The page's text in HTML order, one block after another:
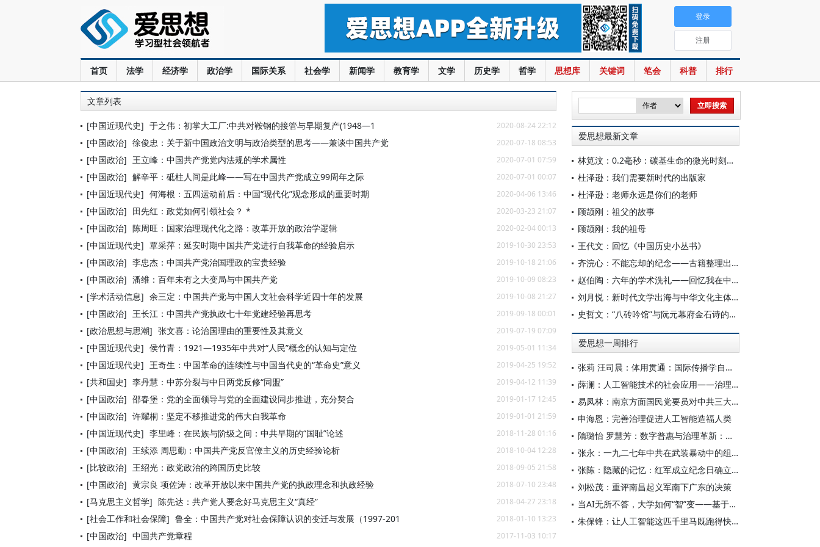
首页 法学 经济学 政治学 国际关系 社会学 新闻学 教育学 文学 历史学 哲学 思想库 关键词 笔会 科普 排行
登录
注册
文章列表
[中国近现代史] 于之伟：初掌大工厂:中共对鞍钢的接管与早期复产(1948—1 2020-08-24 22:12
[中国政治] 徐俊忠：关于新中国政治文明与政治类型的思考——兼谈中国共产党 2020-07-18 08:53
[中国政治] 王立峰：中国共产党党内法规的学术属性 2020-07-01 07:59
[中国政治] 解辛平：砥柱人间是此峰——写在中国共产党成立99周年之际 2020-07-01 00:07
[中国近现代史] 何海根：五四运动前后：中国“现代化”观念形成的重要时期 2020-04-06 13:46
[中国政治] 田先红：政党如何引领社会？ * 2020-03-23 21:07
[中国政治] 陈周旺：国家治理现代化之路：改革开放的政治学逻辑 2020-02-04 00:13
[中国近现代史] 覃采萍：延安时期中国共产党进行自我革命的经验启示 2019-10-30 23:53
[中国政治] 李忠杰：中国共产党治国理政的宝贵经验 2019-10-18 21:06
[中国政治] 潘维：百年未有之大变局与中国共产党 2019-10-09 08:23
[学术活动信息] 余三定：中国共产党与中国人文社会科学近四十年的发展 2019-10-08 21:27
[中国政治] 王长江：中国共产党执政七十年党建经验再思考 2019-09-18 00:01
[政治思想与思潮] 张文喜：论治国理由的重要性及其意义 2019-07-19 07:09
[中国近现代史] 侯竹青：1921—1935年中共对“人民”概念的认知与定位 2019-05-01 11:34
[中国近现代史] 王奇生：中国革命的连续性与中国当代史的“革命史”意义 2019-04-25 19:52
[共和国史] 李丹慧：中苏分裂与中日两党反修“同盟” 2019-04-12 11:39
[中国政治] 邵春堡：党的全面领导与党的全面建设同步推进，充分契合 2019-01-17 12:45
[中国政治] 许耀桐：坚定不移推进党的伟大自我革命 2019-01-01 21:59
[中国近现代史] 李里峰：在民族与阶级之间：中共早期的“国耻”论述 2018-11-28 01:16
[中国政治] 王续添 周思勤：中国共产党反官僚主义的历史经验论析 2018-10-04 12:28
[比较政治] 王绍光：政党政治的跨国历史比较 2018-09-05 21:58
[中国政治] 黄宗良 项佐涛：改革开放以来中国共产党的执政理念和执政经验 2018-07-10 23:48
[马克思主义哲学] 陈先达：共产党人要念好马克思主义“真经” 2018-04-27 23:18
[社会工作和社会保障] 鲁全：中国共产党对社会保障认识的变迁与发展（1997-201 2018-01-10 13:23
[中国政治] 中国共产党章程 2017-11-03 10:17
爱思想最新文章
林笕汶：0.2毫秒：碳基生命的微光时刻——读邵春堡《未来人类：科技拓展无限可能》
杜泽逊：我们需要新时代的出版家
杜泽逊：老师永远是你们的老师
顾颉刚：祖父的故事
顾颉刚：我的祖母
王代文：回忆《中国历史小丛书》
齐浣心：不能忘却的纪念——古籍整理出版规划小组成立六十载记
赵伯陶：六年的学术洗礼——回忆我在中华书局的日子
刘月悦：新时代文学出海与中华文化主体性建构
史哲文：“八砖吟馆”与阮元幕府金石诗的学人品格、诗学祈向
爱思想一周排行
张莉 汪司晨：体用贯通：国际传播学自主知识体系的建构逻辑与学科交叉进路
薛澜：人工智能技术的社会应用——治理挑战
易凤林：南京方面国民党要员对中共三大起义的反应
申海恩：完善治理促进人工智能造福人类
隋璐怡 罗慧芳：数字普惠与治理革新：中国人工智能赋能全球南方发展
张永：一九二七年中共在武装暴动中的组织转型
张陈：隐藏的记忆：红军成立纪念日确立前中共对南昌起义的纪念
刘松茂：重评南昌起义军南下广东的决策
当AI无所不答，大学如何“智”变——基于全国400余所高校本科生AI使用情况的调查与思考
朱保锋：让人工智能这匹千里马既跑得快又跑得稳